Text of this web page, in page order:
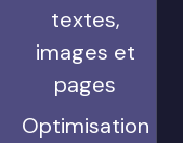
textes,
images et
pages
Optimisation